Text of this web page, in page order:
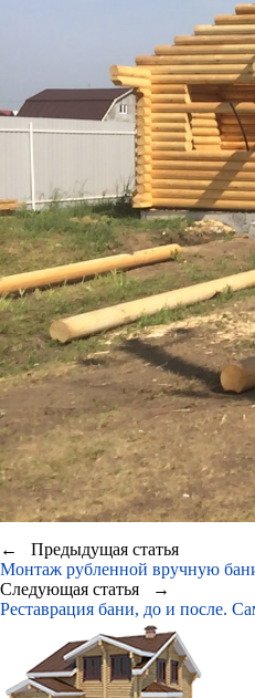
← Предыдущая статья
Монтаж рубленной вручную
Следующая статья →
Реставрация бани, до и после.